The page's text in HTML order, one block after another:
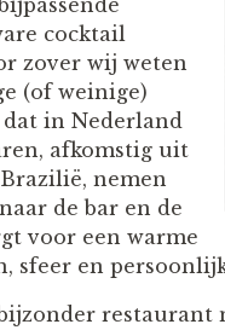
cocktail
zover wij weten
(of weinige)
in Nederland
afkomstig uit
nemen
de bar en de
voor een warme
sfeer en
restaurant